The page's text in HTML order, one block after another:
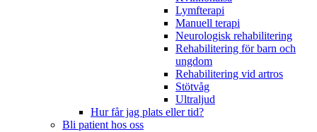
Lymfterapi
Manuell terapi
Neurologisk rehabilitering
Rehabilitering för barn och
ungdom
Rehabilitering vid artros
Stötvåg
Ultraljud
Hur får jag plats eller tid?
Bli patient hos oss